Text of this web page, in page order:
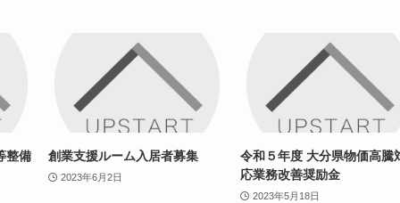
整備 創業支援ルーム入居者募集
2023年6月2日
令和５年度 大分県物価高騰
応業務改善奨励金
2023年5月18日